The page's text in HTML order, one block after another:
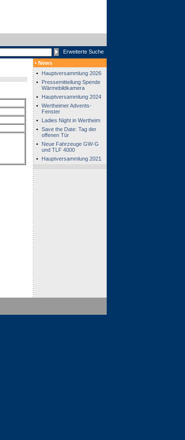
Erweiterte Suche
• News
•
Hauptversammlung 2026
•
Pressemitteilung Spende
Wärmebildkamera
•
Hauptversammlung 2024
• Wertheimer Advents-
Fenster
•
Ladies Night in Wertheim
• Save the Date: Tag der
offenen Tür
•
Neue Fahrzeuge GW-G
und TLF 4000
•
Hauptversammlung 2021